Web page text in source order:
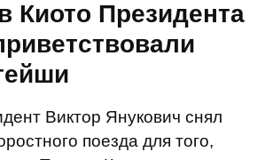
Киото Президента
Виктор Янукович снял
поезда для того,